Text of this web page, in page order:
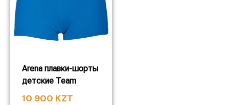
Arena плавки-шорты
детские Team
10 900 KZT